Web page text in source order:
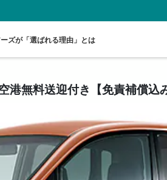
ズが「選ばれる理由」とは
港無料送迎付き【免責補償込